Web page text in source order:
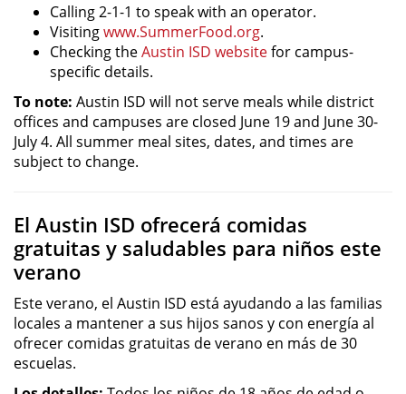
Calling 2-1-1 to speak with an operator.
Visitingwww.SummerFood.org.
Checking theAustin ISD websitefor campus-
specific details.
To note: Austin ISD will not serve meals while district
offices and campuses are closed June 19 and June 30-
July 4. All summer meal sites, dates, and times are
subject to change.
El Austin ISD ofrecerá comidas
gratuitas y saludables para niños este
verano
Este verano, el Austin ISD está ayudando a las familias
locales a mantener a sus hijos sanos y con energía al
ofrecer comidas gratuitas de verano en más de 30
escuelas.